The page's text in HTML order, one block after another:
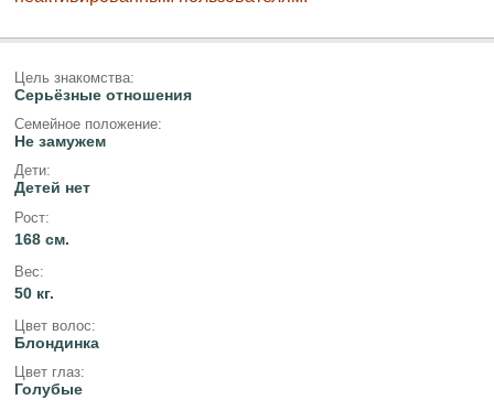
Цель знакомства:
Серьёзные отношения
Семейное положение:
Не замужем
Дети:
Детей нет
Рост:
168 см.
Вес:
50 кг.
Цвет волос:
Блондинка
Цвет глаз:
Голубые